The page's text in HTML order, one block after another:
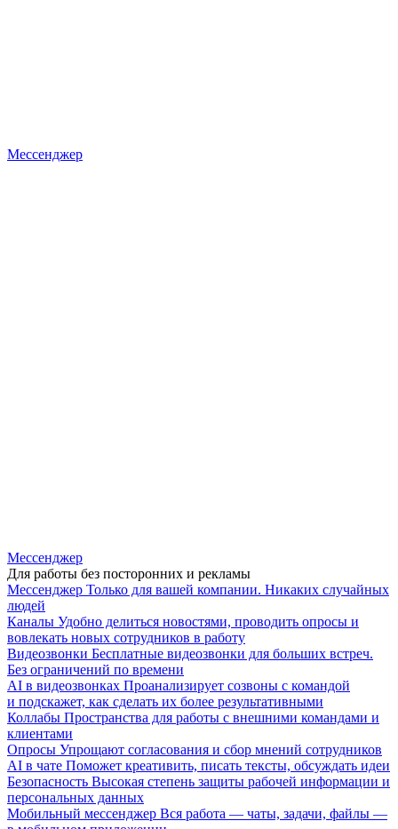
Мессенджер
Мессенджер
Для работы без посторонних и рекламы
Мессенджер Только для вашей компании. Никаких случайных
людей
Каналы Удобно делиться новостями, проводить опросы и
вовлекать новых сотрудников в работу
Видеозвонки Бесплатные видеозвонки для больших встреч.
Без ограничений по времени
AI в видеозвонках Проанализирует созвоны с командой
и подскажет, как сделать их более результативными
Коллабы Пространства для работы с внешними командами и
клиентами
Опросы Упрощают согласования и сбор мнений сотрудников
AI в чате Поможет креативить, писать тексты, обсуждать идеи
Безопасность Высокая степень защиты рабочей информации и
персональных данных
Мобильный мессенджер Вся работа — чаты, задачи, файлы —